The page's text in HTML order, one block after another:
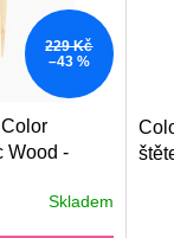
229 Kč
–43 %
Wood -
Skladem